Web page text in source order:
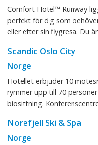
Comfort Hotel™ Runway
perfekt för dig som
eller efter sin flygresa. Du är
Scandic Oslo City
Norge
Hotellet erbjuder 10
rymmer upp till 70
biosittning.
Norefjell Ski & Spa
Norge